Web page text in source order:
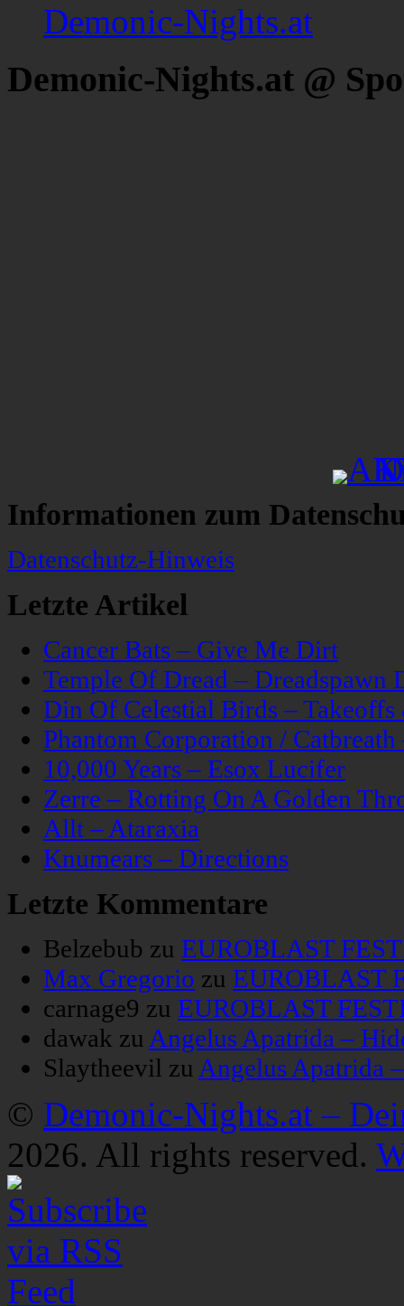
Demonic-Nights.at
Demonic-Nights.at @
Informationen zum
Datenschutz-Hinweis
Letzte Artikel
Cancer Bats – Give Me Dirt
Temple Of Dread – Dreadspawn
Din Of Celestial Birds –
Phantom Corporation /
10,000 Years – Esox Lucifer
Zerre – Rotting On A Golden
Allt – Ataraxia
Knumears – Directions
Letzte Kommentare
Belzebub zu EUROBLAST
Max Gregorio zu EUROBLAST
carnage9 zu EUROBLAST
dawak zu Angelus Apatrida –
Slaytheevil zu Angelus Apatrida
© Demonic-Nights.at –
2026. All rights reserved.